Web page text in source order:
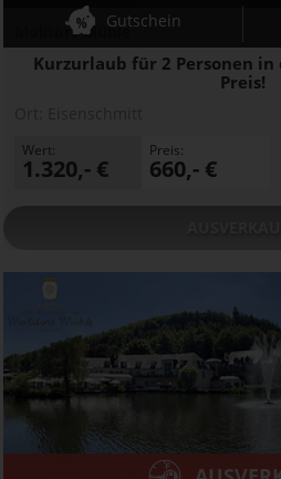
Molitors Mühle
Kurzurlaub für 2 Personen
Preis!
Gutschein
Wert:
1.320,- €
Preis:
660,- €